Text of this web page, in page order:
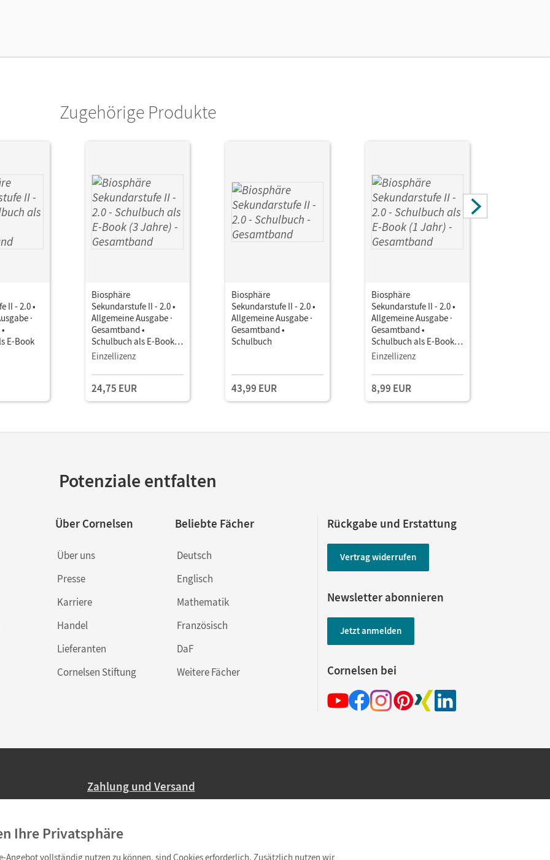
Cornelsen Verlag
Zugehörige Produkte
II - 2.0 •
·
E-Book
Biosphäre
Sekundarstufe II - 2.0 •
Allgemeine Ausgabe ·
Gesamtband •
Schulbuch als E-Book (3
Jahre)
Einzellizenz
24,75 EUR
Biosphäre
Sekundarstufe II - 2.0 •
Allgemeine Ausgabe ·
Gesamtband •
Schulbuch
43,99 EUR
Biosphäre
Sekundarstufe II - 2.0 •
Allgemeine Ausgabe ·
Gesamtband •
Schulbuch als E-Book (1
Jahr)
Einzellizenz
8,99 EUR
Potenziale entfalten
Über Cornelsen
Über uns
Presse
Karriere
Handel
Lieferanten
Cornelsen Stiftung
Beliebte Fächer
Deutsch
Englisch
Mathematik
Französisch
DaF
Weitere Fächer
Rückgabe und Erstattung
Vertrag widerrufen
Newsletter abonnieren
Jetzt anmelden
Cornelsen bei
Zahlung und Versand
Ab 59,– EUR Bestellwert liefern wir versandkostenfrei innerhalb Deutschlands
(Lieferung in 3–6 Tagen).
Ihre Privatsphäre
Angebot vollständig nutzen zu können, sind Cookies erforderlich. Zusätzlich nutzen wir